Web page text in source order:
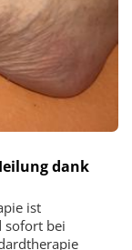
dank
ist
sofort bei